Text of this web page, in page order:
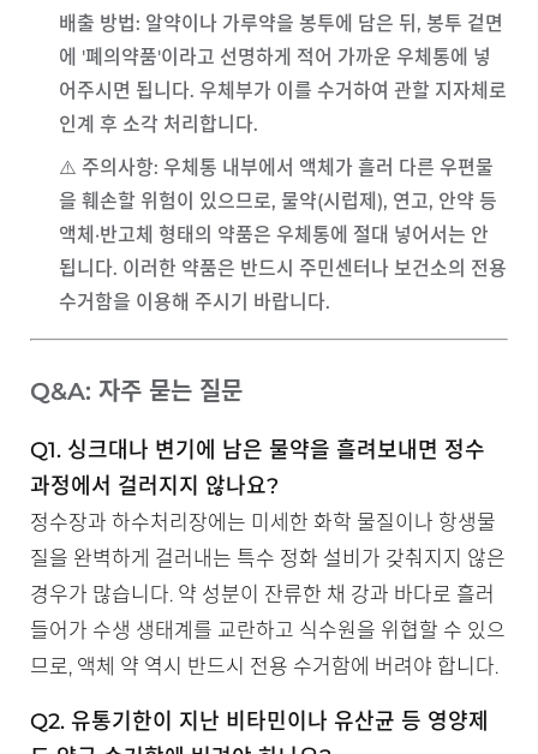
배출 방법: 알약이나 가루약을 봉투에 담은 뒤, 봉투 겉면
에 '폐의약품'이라고 선명하게 적어 가까운 우체통에 넣
어주시면 됩니다. 우체부가 이를 수거하여 관할 지자체로
인계 후 소각 처리합니다.
⚠️ 주의사항: 우체통 내부에서 액체가 흘러 다른 우편물
을 훼손할 위험이 있으므로, 물약(시럽제), 연고, 안약 등
액체·반고체 형태의 약품은 우체통에 절대 넣어서는 안
됩니다. 이러한 약품은 반드시 주민센터나 보건소의 전용
수거함을 이용해 주시기 바랍니다.
Q&A: 자주 묻는 질문
Q1. 싱크대나 변기에 남은 물약을 흘려보내면 정수
과정에서 걸러지지 않나요?
정수장과 하수처리장에는 미세한 화학 물질이나 항생물
질을 완벽하게 걸러내는 특수 정화 설비가 갖춰지지 않은
경우가 많습니다. 약 성분이 잔류한 채 강과 바다로 흘러
들어가 수생 생태계를 교란하고 식수원을 위협할 수 있으
므로, 액체 약 역시 반드시 전용 수거함에 버려야 합니다.
Q2. 유통기한이 지난 비타민이나 유산균 등 영양제